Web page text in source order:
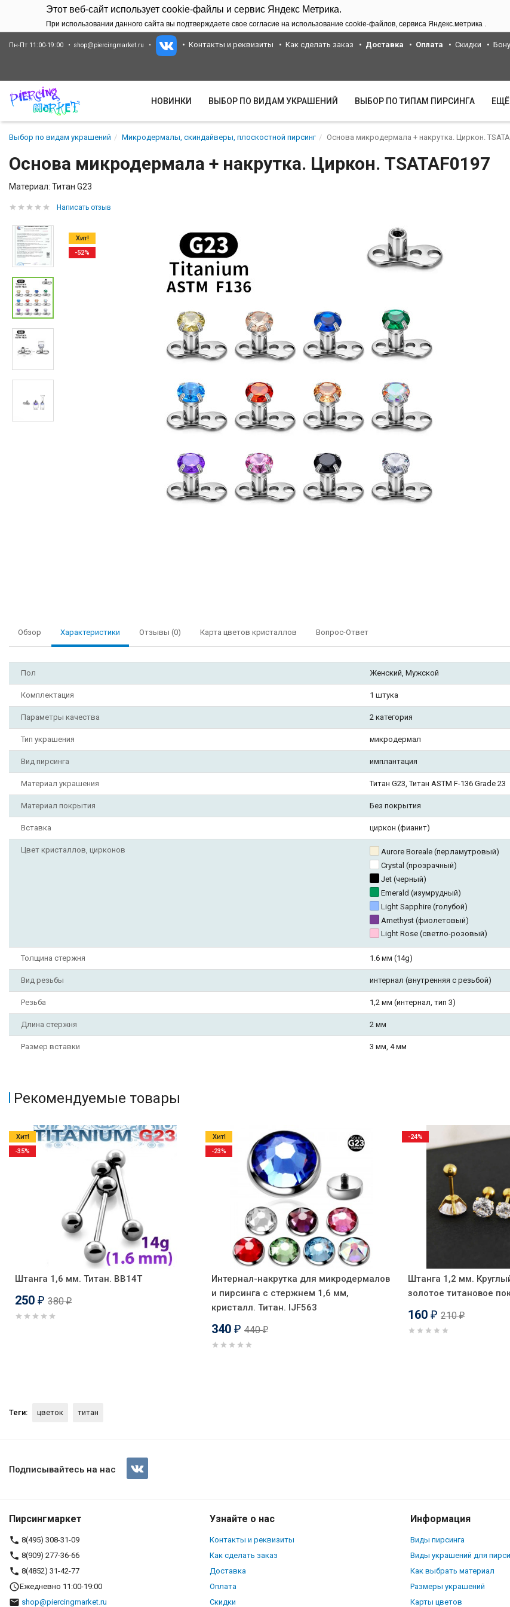
Этот веб-сайт использует cookie-файлы и сервис Яндекс Метрика.
При использовании данного сайта вы подтверждаете свое согласие на использование cookie-файлов, сервиса Яндекс.метрика .
Пн-Пт 11:00-19:00 shop@piercingmarket.ru Контакты и реквизиты Как сделать заказ Доставка Оплата Скидки
НОВИНКИ ВЫБОР ПО ВИДАМ УКРАШЕНИЙ ВЫБОР ПО ТИПАМ ПИРСИНГА ЕЩЁ
Выбор по видам украшений Микродермалы, скиндайверы, плоскостной пирсинг Основа микродермала + накрутка. Циркон.
Основа микродермала + накрутка. Циркон. TSATAF0197
Материал: Титан G23
Написать отзыв
Хит!
-52%
Обзор Характеристики Отзывы (0) Карта цветов кристаллов Вопрос-Ответ
Пол Женский, Мужской
Комплектация 1 штука
Параметры качества 2 категория
Тип украшения микродермал
Вид пирсинга имплантация
Материал украшения Титан G23, Титан ASTM F-136 Grade 23
Материал покрытия Без покрытия
Вставка циркон (фианит)
Цвет кристаллов, цирконов
Aurore Boreale (перламутровый)
Crystal (прозрачный)
Jet (черный)
Emerald (изумрудный)
Light Sapphire (голубой)
Amethyst (фиолетовый)
Light Rose (светло-розовый)
Толщина стержня 1.6 мм (14g)
Вид резьбы интернал (внутренняя с резьбой)
Резьба 1,2 мм (интернал, тип 3)
Длина стержня 2 мм
Размер вставки 3 мм, 4 мм
Рекомендуемые товары
Штанга 1,6 мм. Титан. BB14T
250 ₽ 380₽
Хит!
-35%
Интернал-накрутка для микродермалов
и пирсинга с стержнем 1,6 мм,
кристалл. Титан. IJF563
340 ₽ 440₽
Хит!
-23%
Штанга 1,2 мм.
золотое титановое
160 ₽ 210₽
-24%
Теги: цветок титан
Основа микродермала + накрутка. Циркон. TSATAF0197
Подписывайтесь на нас
Пирсингмаркет
8(495) 308-31-09
8(909) 277-36-66
8(4852) 31-42-77
Ежедневно 11:00-19:00
shop@piercingmarket.ru
Узнайте о нас
Контакты и реквизиты
Как сделать заказ
Доставка
Оплата
Скидки
Информация
Виды пирсинга
Виды украшений для
Как выбрать материал
Размеры украшений
Карты цветов